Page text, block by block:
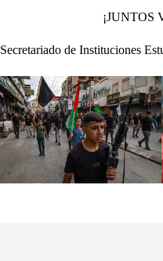
¡JUNTOS
Secretariado de Instituciones